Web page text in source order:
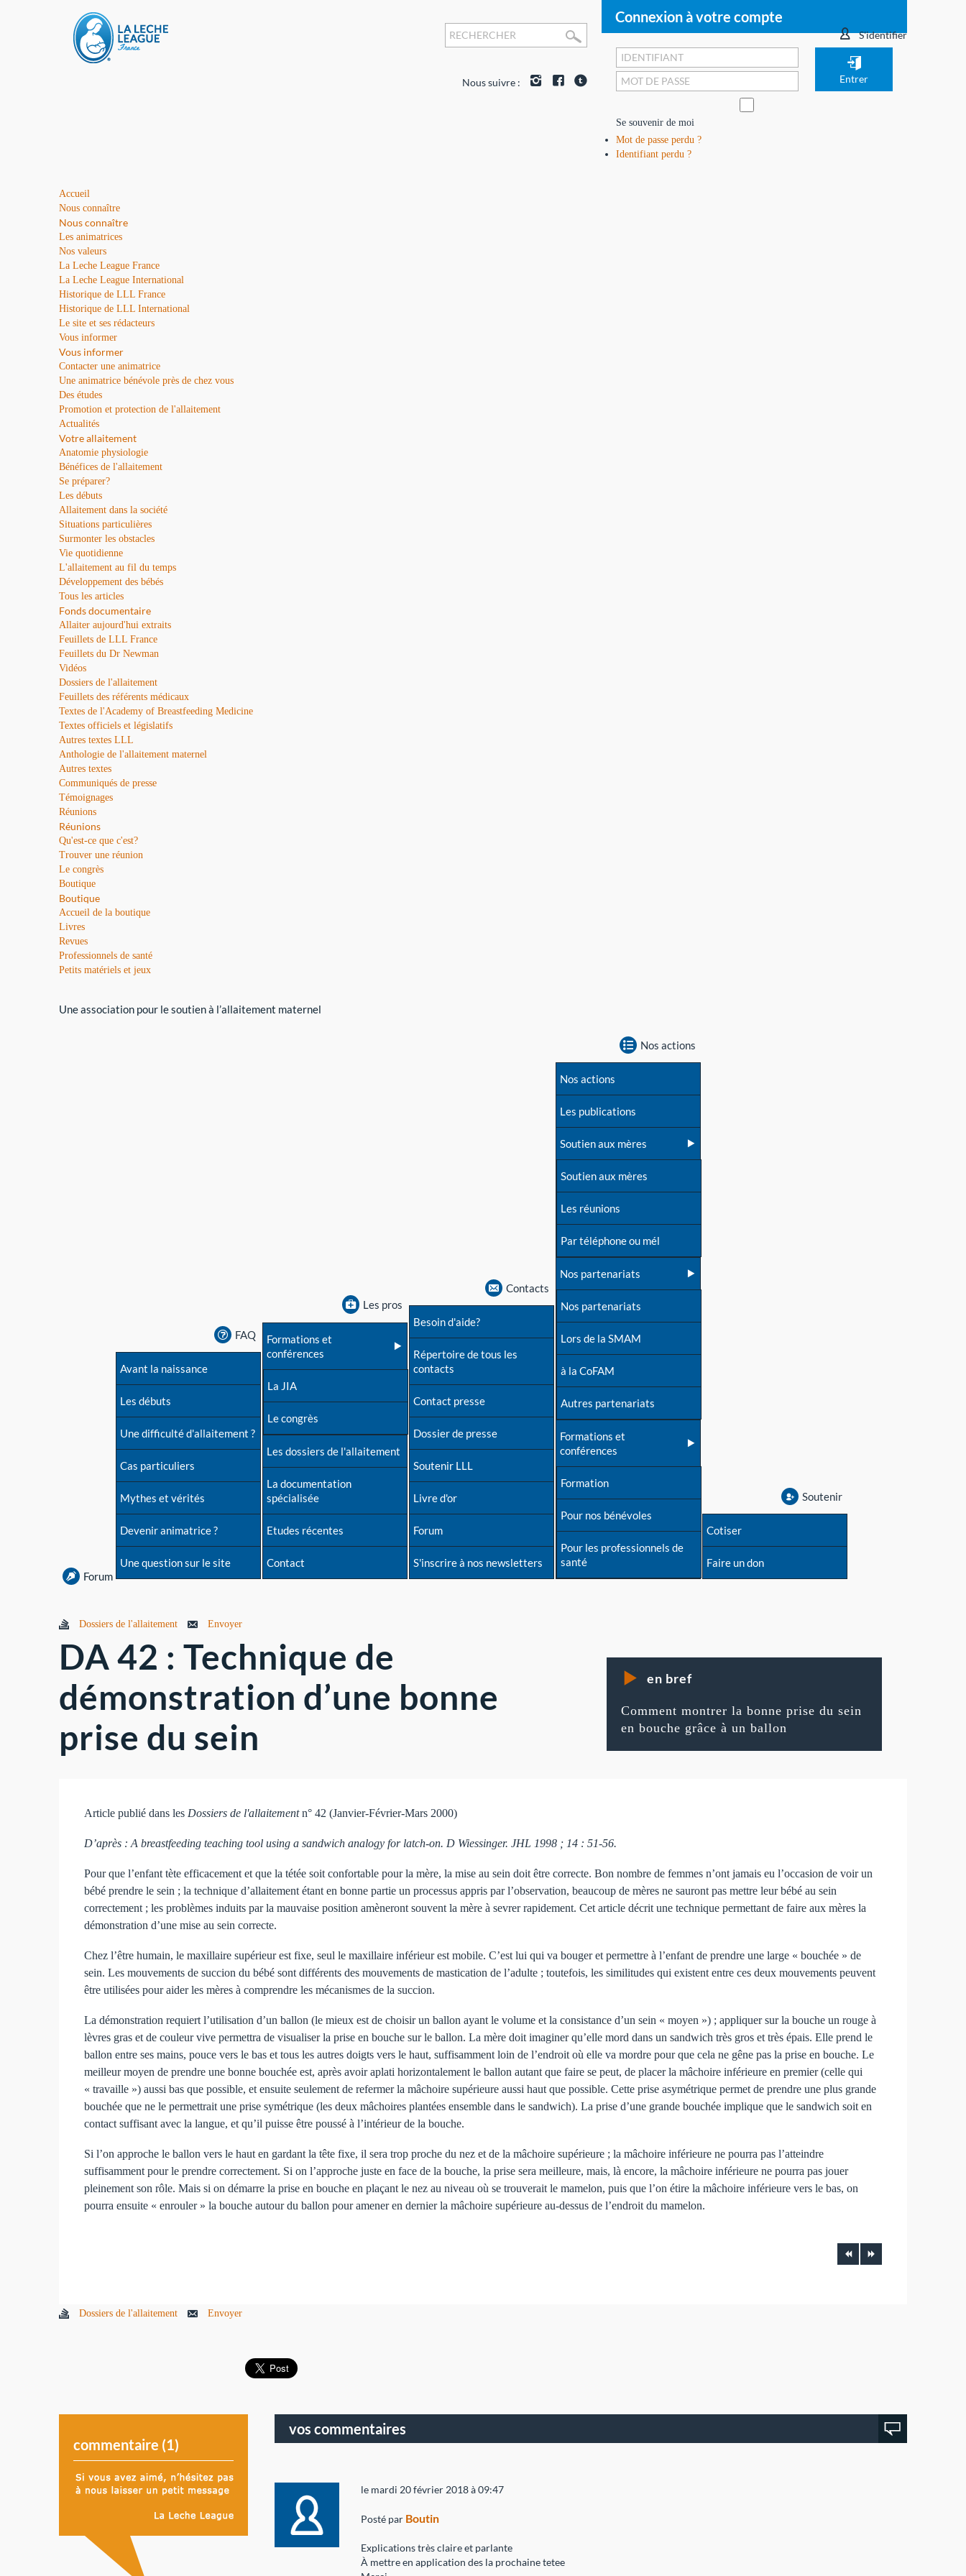
S'identifier
Connexion à votre compte
Se souvenir de moi
Mot de passe perdu ?
Identifiant perdu ?
Nous suivre :
Accueil
Nous connaître
Nous connaître
Les animatrices
Nos valeurs
La Leche League France
La Leche League International
Historique de LLL France
Historique de LLL International
Le site et ses rédacteurs
Vous informer
Vous informer
Contacter une animatrice
Une animatrice bénévole près de chez vous
Des études
Promotion et protection de l'allaitement
Actualités
Votre allaitement
Anatomie physiologie
Bénéfices de l'allaitement
Se préparer?
Les débuts
Allaitement dans la société
Situations particulières
Surmonter les obstacles
Vie quotidienne
L'allaitement au fil du temps
Développement des bébés
Tous les articles
Fonds documentaire
Allaiter aujourd'hui extraits
Feuillets de LLL France
Feuillets du Dr Newman
Vidéos
Dossiers de l'allaitement
Feuillets des référents médicaux
Textes de l'Academy of Breastfeeding Medicine
Textes officiels et législatifs
Autres textes LLL
Anthologie de l'allaitement maternel
Autres textes
Communiqués de presse
Témoignages
Réunions
Réunions
Qu'est-ce que c'est?
Trouver une réunion
Le congrès
Boutique
Boutique
Accueil de la boutique
Livres
Revues
Professionnels de santé
Petits matériels et jeux
Une association pour le soutien à l’allaitement maternel
Forum
FAQ
Avant la naissance
Les débuts
Une difficulté d'allaitement ?
Cas particuliers
Mythes et vérités
Devenir animatrice ?
Une question sur le site
Les pros
Formations et
conférences
La JIA
Le congrès
Les dossiers de l'allaitement
La documentation
spécialisée
Etudes récentes
Contact
Contacts
Besoin d'aide?
Répertoire de tous les
contacts
Contact presse
Dossier de presse
Soutenir LLL
Livre d'or
Forum
S'inscrire à nos newsletters
Nos actions
Nos actions
Les publications
Soutien aux mères
Soutien aux mères
Les réunions
Par téléphone ou mél
Nos partenariats
Nos partenariats
Lors de la SMAM
à la CoFAM
Autres partenariats
Formations et
conférences
Formation
Pour nos bénévoles
Pour les professionnels de
santé
Soutenir
Cotiser
Faire un don
en bref
Comment montrer la bonne prise du sein
en bouche grâce à un ballon
Dossiers de l'allaitement Envoyer
DA 42 : Technique de
démonstration d’une bonne
prise du sein
Article publié dans les Dossiers de l'allaitementn° 42 (Janvier-Février-Mars 2000)
D’après : A breastfeeding teaching tool using a sandwich analogy for latch-on. D Wiessinger. JHL 1998 ; 14 : 51-56.
Pour que l’enfant tète efficacement et que la tétée soit confortable pour la mère, la mise au sein doit être correcte. Bon nombre de femmes n’ont jamais eu l’occasion de voir un
bébé prendre le sein ; la technique d’allaitement étant en bonne partie un processus appris par l’observation, beaucoup de mères ne sauront pas mettre leur bébé au sein
correctement ; les problèmes induits par la mauvaise position amèneront souvent la mère à sevrer rapidement. Cet article décrit une technique permettant de faire aux mères la
démonstration d’une mise au sein correcte.
Chez l’être humain, le maxillaire supérieur est fixe, seul le maxillaire inférieur est mobile. C’est lui qui va bouger et permettre à l’enfant de prendre une large « bouchée » de
sein. Les mouvements de succion du bébé sont différents des mouvements de mastication de l’adulte ; toutefois, les similitudes qui existent entre ces deux mouvements peuvent
être utilisées pour aider les mères à comprendre les mécanismes de la succion.
La démonstration requiert l’utilisation d’un ballon (le mieux est de choisir un ballon ayant le volume et la consistance d’un sein « moyen ») ; appliquer sur la bouche un rouge à
lèvres gras et de couleur vive permettra de visualiser la prise en bouche sur le ballon. La mère doit imaginer qu’elle mord dans un sandwich très gros et très épais. Elle prend le
ballon entre ses mains, pouce vers le bas et tous les autres doigts vers le haut, suffisamment loin de l’endroit où elle va mordre pour que cela ne gêne pas la prise en bouche. Le
meilleur moyen de prendre une bonne bouchée est, après avoir aplati horizontalement le ballon autant que faire se peut, de placer la mâchoire inférieure en premier (celle qui
« travaille ») aussi bas que possible, et ensuite seulement de refermer la mâchoire supérieure aussi haut que possible. Cette prise asymétrique permet de prendre une plus grande
bouchée que ne le permettrait une prise symétrique (les deux mâchoires plantées ensemble dans le sandwich). La prise d’une grande bouchée implique que le sandwich soit en
contact suffisant avec la langue, et qu’il puisse être poussé à l’intérieur de la bouche.
Si l’on approche le ballon vers le haut en gardant la tête fixe, il sera trop proche du nez et de la mâchoire supérieure ; la mâchoire inférieure ne pourra pas l’atteindre
suffisamment pour le prendre correctement. Si on l’approche juste en face de la bouche, la prise sera meilleure, mais, là encore, la mâchoire inférieure ne pourra pas jouer
pleinement son rôle. Mais si on démarre la prise en bouche en plaçant le nez au niveau où se trouverait le mamelon, puis que l’on étire la mâchoire inférieure vers le bas, on
pourra ensuite « enrouler » la bouche autour du ballon pour amener en dernier la mâchoire supérieure au-dessus de l’endroit du mamelon.
Dossiers de l'allaitement Envoyer
commentaire (1)
vos commentaires
le mardi 20 février 2018 à 09:47
Posté par Boutin
Explications très claire et parlante
À mettre en application des la prochaine tetee